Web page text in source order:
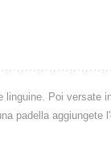
linguine. Poi
padella